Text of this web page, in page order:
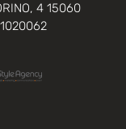
4 15060